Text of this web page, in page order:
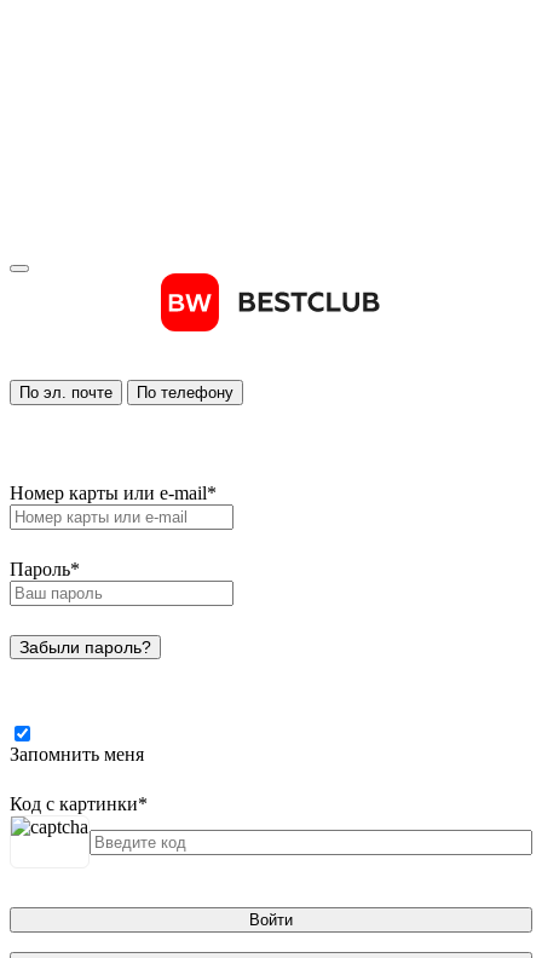
По эл. почте По телефону
Номер карты или e-mail*
Пароль*
Забыли пароль?
Запомнить меня
Код с картинки*
Войти